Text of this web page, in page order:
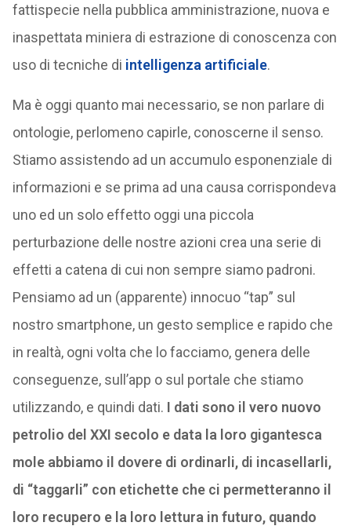
fattispecie nella pubblica amministrazione, nuova e
inaspettata miniera di estrazione di conoscenza con
uso di tecniche di intelligenza artificiale.
Ma è oggi quanto mai necessario, se non parlare di
ontologie, perlomeno capirle, conoscerne il senso.
Stiamo assistendo ad un accumulo esponenziale di
informazioni e se prima ad una causa corrispondeva
uno ed un solo effetto oggi una piccola
perturbazione delle nostre azioni crea una serie di
effetti a catena di cui non sempre siamo padroni.
Pensiamo ad un (apparente) innocuo “tap” sul
nostro smartphone, un gesto semplice e rapido che
in realtà, ogni volta che lo facciamo, genera delle
conseguenze, sull’app o sul portale che stiamo
utilizzando, e quindi dati. I dati sono il vero nuovo
petrolio del XXI secolo e data la loro gigantesca
mole abbiamo il dovere di ordinarli, di incasellarli,
di “taggarli” con etichette che ci permetteranno il
loro recupero e la loro lettura in futuro, quando